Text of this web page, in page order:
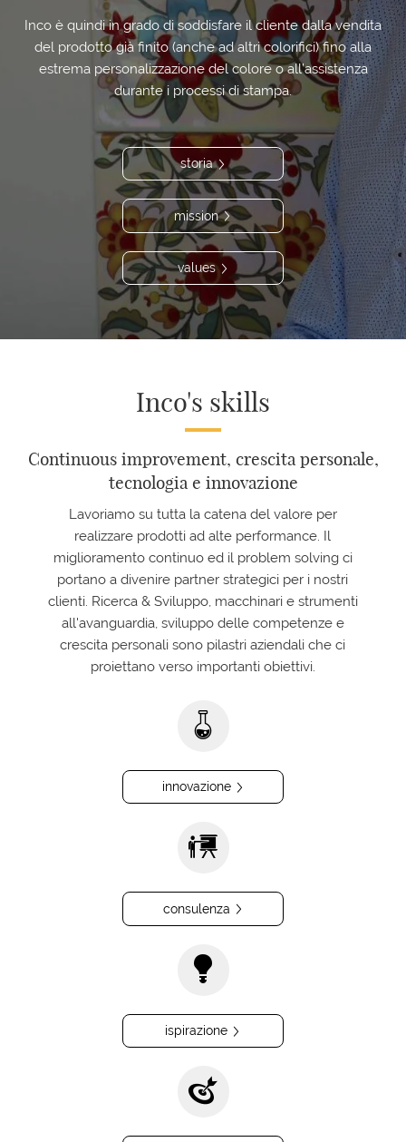
Inco è quindi in grado di soddisfare il cliente dalla vendita
del prodotto già finito (anche ad altri colorifici) fino alla
estrema personalizzazione del colore o all’assistenza
durante i processi di stampa.
storia
mission
values
Inco's skills
Continuous improvement, crescita personale,
tecnologia e innovazione
Lavoriamo su tutta la catena del valore per
realizzare prodotti ad alte performance. Il
miglioramento continuo ed il problem solving ci
portano a divenire partner strategici per i nostri
clienti. Ricerca & Sviluppo, macchinari e strumenti
all'avanguardia, sviluppo delle competenze e
crescita personali sono pilastri aziendali che ci
proiettano verso importanti obiettivi.
innovazione
consulenza
ispirazione